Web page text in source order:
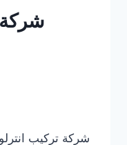
شركة تركيب